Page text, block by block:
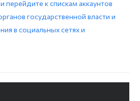
перейдите к спискам аккаунтов
государственной власти и
в социальных сетях и